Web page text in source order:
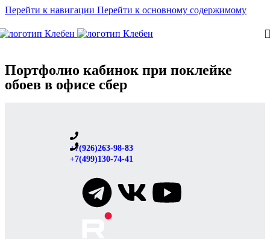
Перейти к навигации Перейти к основному содержимому
Портфолио кабинок при поклейке
обоев в офисе сбер
+7(926)263-98-83
+7(499)130-74-41